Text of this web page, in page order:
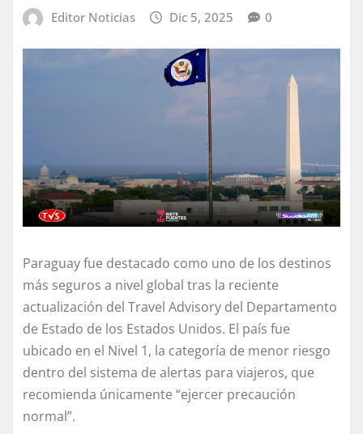
Editor Noticias Dic 5, 2025 0
Paraguay fue destacado como uno de los destinos
más seguros a nivel global tras la reciente
actualización del Travel Advisory del Departamento
de Estado de los Estados Unidos. El país fue
ubicado en el Nivel 1, la categoría de menor riesgo
dentro del sistema de alertas para viajeros, que
recomienda únicamente “ejercer precaución
normal”.